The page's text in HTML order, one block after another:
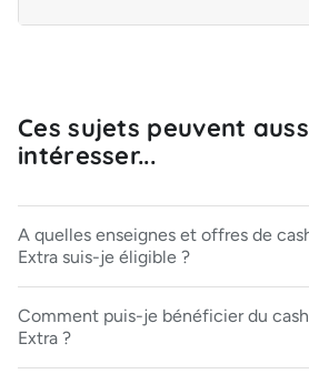
Ces sujets peuvent
intéresser...
A quelles enseignes et offres de
Extra suis-je éligible ?
Comment puis-je bénéficier du
Extra ?